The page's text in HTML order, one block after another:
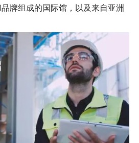
牌组成的国际馆，以及来自亚洲